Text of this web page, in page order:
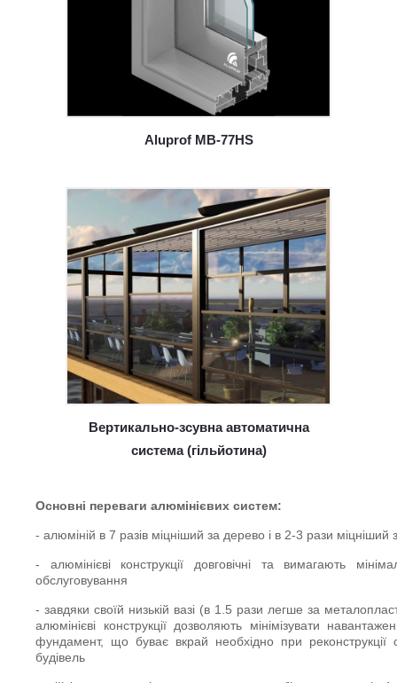
Aluprof MB-77HS
Вертикально-зсувна автоматична
система (гільйотина)
Основні переваги алюмінієвих систем:
- алюміній в 7 разів міцніший за дерево і в 2-3 рази міцніший
- алюмінієві конструкції довговічні та вимагають
обслуговування
- завдяки своїй низькій вазі (в 1.5 рази легше за
алюмінієві конструкції дозволяють мінімізувати
фундамент, що буває вкрай необхідно при реконструкції
будівель